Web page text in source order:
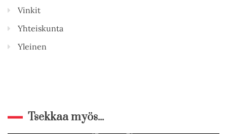
Vinkit
Yhteiskunta
Yleinen
Tsekkaa myös...